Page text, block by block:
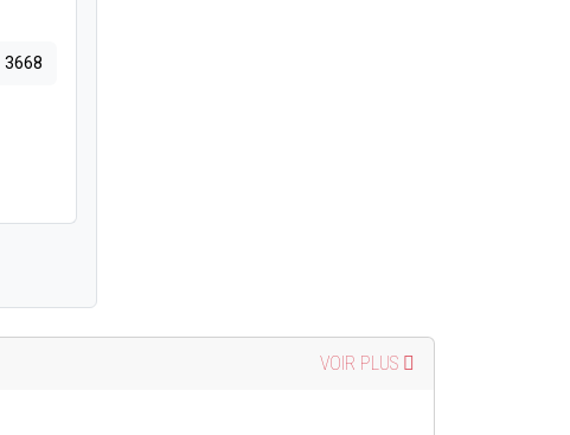
3668
VOIR PLUS